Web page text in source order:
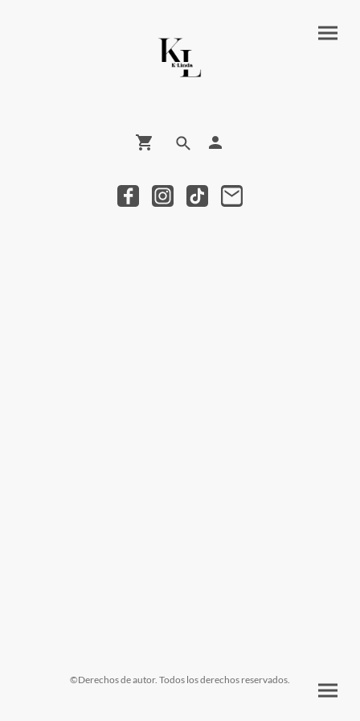
©Derechos de autor. Todos los derechos reservados.